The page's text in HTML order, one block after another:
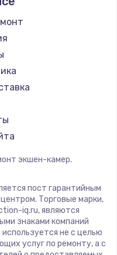
датчика
лампы
датчика
экшен-камер.
пост гарантийным
Торговые марки,
iq.ru, являются
знаками компаний
не с целью
услуг по ремонту, а с